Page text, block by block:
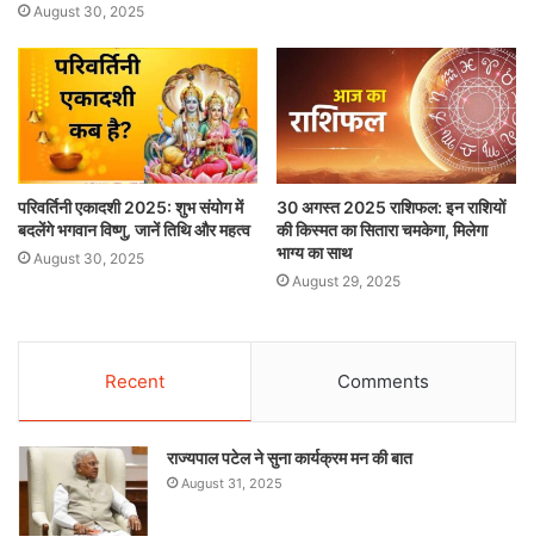
August 30, 2025
परिवर्तिनी एकादशी 2025: शुभ संयोग में
बदलेंगे भगवान विष्णु, जानें तिथि और महत्व
August 30, 2025
30 अगस्त 2025 राशिफल: इन राशियों
की किस्मत का सितारा चमकेगा, मिलेगा
भाग्य का साथ
August 29, 2025
Recent Comments
राज्यपाल पटेल ने सुना कार्यक्रम मन की बात
August 31, 2025